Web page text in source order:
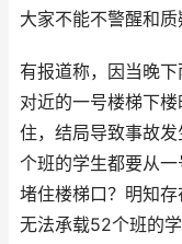
大家不能不警醒和质
有报道称，因当晚
对近的一号楼梯下
住，结局导致事故
个班的学生都要从
堵住楼梯口？明知存
无法承载52个班的